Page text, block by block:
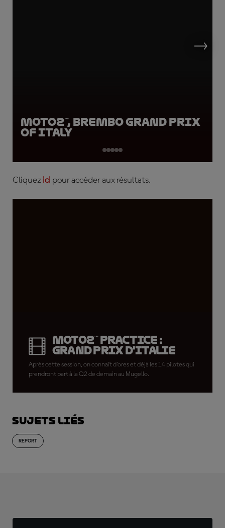
Moto2™, Brembo Grand Prix
of Italy
Cliquez ici pour accéder aux résultats.
Moto2™ Practice :
Grand Prix d'Italie
Après cette session, on connaît d'ores et déjà les 14 pilotes qui
prendront part à la Q2 de demain au Mugello.
Sujets liés
REPORT